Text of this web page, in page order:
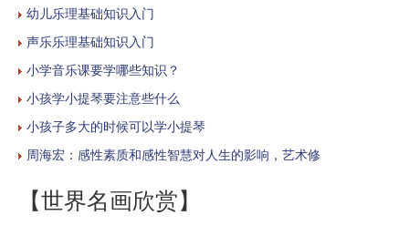
幼儿乐理基础知识入门
声乐乐理基础知识入门
小学音乐课要学哪些知识？
小孩学小提琴要注意些什么
小孩子多大的时候可以学小提琴
周海宏：感性素质和感性智慧对人生的影响，艺术修
【世界名画欣赏】